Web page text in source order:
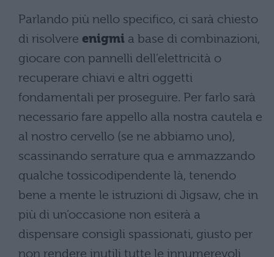
Parlando più nello specifico, ci sarà chiesto
di risolvere enigmi a base di combinazioni,
giocare con pannelli dell’elettricità o
recuperare chiavi e altri oggetti
fondamentali per proseguire. Per farlo sarà
necessario fare appello alla nostra cautela e
al nostro cervello (se ne abbiamo uno),
scassinando serrature qua e ammazzando
qualche tossicodipendente là, tenendo
bene a mente le istruzioni di Jigsaw, che in
più di un’occasione non esiterà a
dispensare consigli spassionati, giusto per
non rendere inutili tutte le innumerevoli